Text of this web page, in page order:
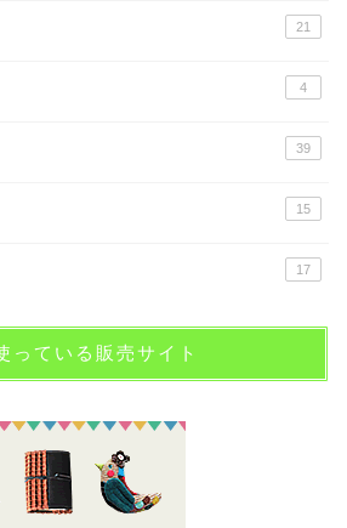
21
4
39
15
17
っている販売サイト